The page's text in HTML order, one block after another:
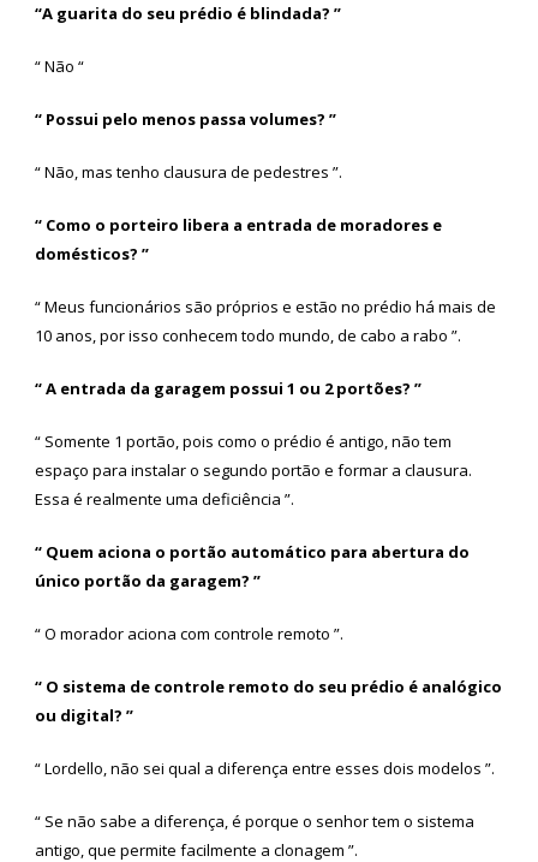
“A guarita do seu prédio é blindada? ”
“ Não “
“ Possui pelo menos passa volumes? ”
“ Não, mas tenho clausura de pedestres ”.
“ Como o porteiro libera a entrada de moradores e
domésticos? ”
“ Meus funcionários são próprios e estão no prédio há mais de
10 anos, por isso conhecem todo mundo, de cabo a rabo ”.
“ A entrada da garagem possui 1 ou 2 portões? ”
“ Somente 1 portão, pois como o prédio é antigo, não tem
espaço para instalar o segundo portão e formar a clausura.
Essa é realmente uma deficiência ”.
“ Quem aciona o portão automático para abertura do
único portão da garagem? ”
“ O morador aciona com controle remoto ”.
“ O sistema de controle remoto do seu prédio é analógico
ou digital? ”
“ Lordello, não sei qual a diferença entre esses dois modelos ”.
“ Se não sabe a diferença, é porque o senhor tem o sistema
antigo, que permite facilmente a clonagem ”.